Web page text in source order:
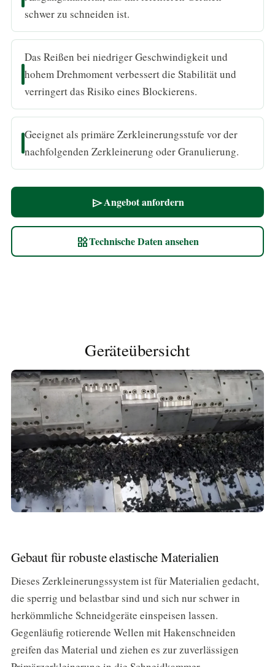
schwer zu schneiden ist.
Das Reißen bei niedriger Geschwindigkeit und
hohem Drehmoment verbessert die Stabilität und
verringert das Risiko eines Blockierens.
Geeignet als primäre Zerkleinerungsstufe vor der
nachfolgenden Zerkleinerung oder Granulierung.
sendAngebot anfordern
widgetsTechnische Daten ansehen
Geräteübersicht
Gebaut für robuste elastische Materialien
Dieses Zerkleinerungssystem ist für Materialien gedacht,
die sperrig und belastbar sind und sich nur schwer in
herkömmliche Schneidgeräte einspeisen lassen.
Gegenläufig rotierende Wellen mit Hakenschneiden
greifen das Material und ziehen es zur zuverlässigen